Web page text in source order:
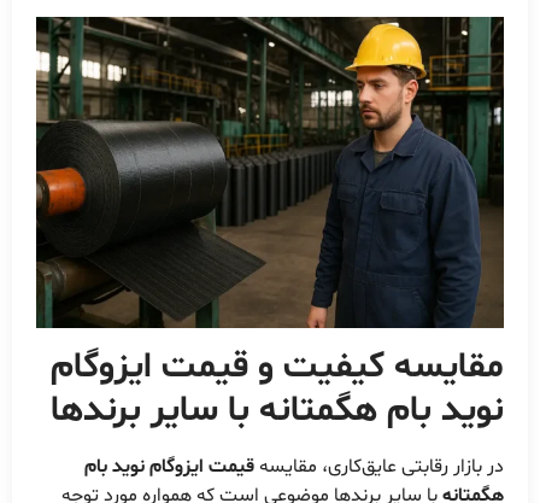
مقایسه کیفیت و قیمت ایزوگام
نوید بام هگمتانه با سایر برندها
در بازار رقابتی عایق‌کاری، مقایسهقیمت ایزوگام نوید بام
هگمتانهبا سایر برندها موضوعی است که همواره مورد توجه